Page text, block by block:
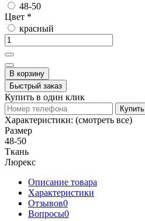
48-50
Цвет *
красный
В корзину
Быстрый заказ
Купить в один клик
Купить
Характеристики: (смотреть все)
Размер
48-50
Ткань
Люрекс
Описание товара
Характеристики
Отзывов0
Вопросы0